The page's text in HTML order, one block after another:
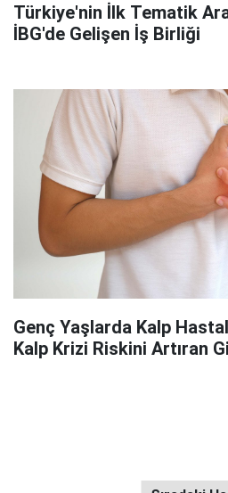
Türkiye'nin İlk Tematik
İBG'de Gelişen İş Birliği
Genç Yaşlarda Kalp
Kalp Krizi Riskini Artıran